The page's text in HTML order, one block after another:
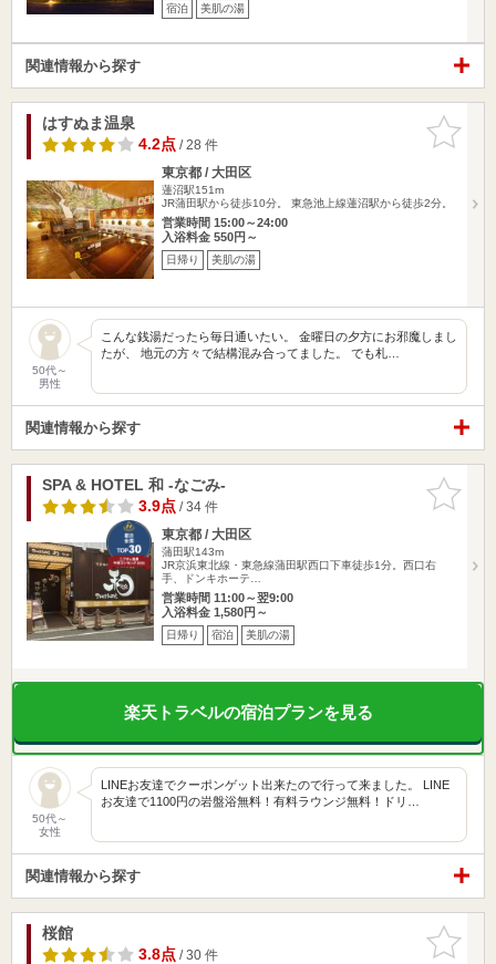
宿泊 美肌の湯
関連情報から探す
お気に入
りに追加
はすぬま温泉
4.2点/ 28 件
東京都 / 大田区
蓮沼駅151m
JR蒲田駅から徒歩10分。 東急池上線蓮沼駅から徒歩2分。
営業時間 15:00～24:00
入浴料金 550円～
日帰り 美肌の湯
50代～
男性
こんな銭湯だったら毎日通いたい。 金曜日の夕方にお邪魔しまし
たが、 地元の方々で結構混み合ってました。 でも札…
関連情報から探す
お気に入
りに追加
SPA & HOTEL 和 -なごみ-
3.9点/ 34 件
東京都 / 大田区
蒲田駅143m
JR京浜東北線・東急線蒲田駅西口下車徒歩1分。西口右
手、ドンキホーテ…
営業時間 11:00～翌9:00
入浴料金 1,580円～
日帰り 宿泊 美肌の湯
楽天トラベルの宿泊プランを見る
50代～
女性
LINEお友達でクーポンゲット出来たので行って来ました。 LINE
お友達で1100円の岩盤浴無料！有料ラウンジ無料！ドリ…
関連情報から探す
お気に入
りに追加
桜館
3.8点/ 30 件